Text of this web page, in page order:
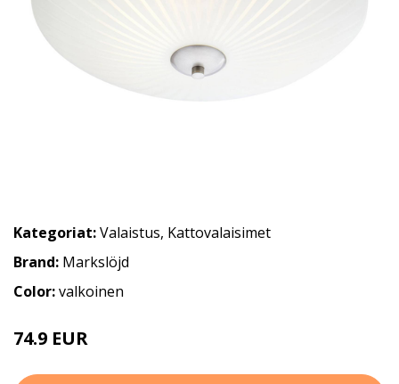
Kategoriat:Valaistus, Kattovalaisimet
Brand: Markslöjd
Color:valkoinen
74.9 EUR